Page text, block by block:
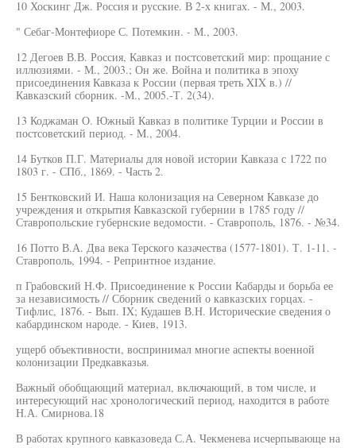
10 Хоскинг Дж. Россия и русские. В 2-х книгах. - М., 2003.
" Себаг-Монтефиоре С. Потемкин. - М., 2003.
12 Дегоев В.В. Россия, Кавказ и постсоветский мир: прощание с
иллюзиями. - М., 2003.; Он же. Война и политика в эпоху
присоединения Кавказа к России (первая треть XIX в.) //
Кавказский сборник. -М., 2005.-Т. 2(34).
13 Коджаман О. Южный Кавказ в политике Турции и России в
постсоветский период. - M., 2004.
14 Бутков П.Г. Материалы для новой истории Кавказа с 1722 по
1803 г. - СПб., 1869. - Часть 2.
15 Бентковский И. Наша колонизация на Северном Кавказе до
учреждения и открытия Кавказской губернии в 1785 году //
Ставропольские губернские ведомости. - Ставрополь, 1876. - №34.
16 Потто В.А. Два века Терского казачества (1577-1801). Т. 1-11. -
Ставрополь, 1994. - Репринтное издание.
п Грабовский Н.Ф. Присоединение к России Кабарды и борьба ее
за независимость // Сборник сведений о кавказских горцах. -
Тифлис, 1876. - Вып. IX; Кудашев В.Н. Исторические сведения о
кабардинском народе. - Киев, 1913.
ущерб объективности, воспринимал многие аспекты военной
колонизации Предкавказья.
Важный обобщающий материал, включающий, в том числе, и
интересующий нас хронологический период, находится в работе
Н.А. Смирнова.18
В работах крупного кавказоведа С.А. Чекменева исчерпывающе на